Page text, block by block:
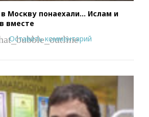
Москву понаехали… Ислам и
вместе
Оставить комментарий